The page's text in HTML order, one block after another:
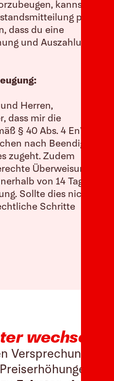
kannst du
per E-
dass du eine
und Auszahlung
Herren,
dass mir die
§ 40 Abs. 4 EnWG
nach Beendigung
zugeht. Zudem
Überweisung
von 14 Tagen
Sollte dies nicht
Schritte
wechseln
Versprechungen